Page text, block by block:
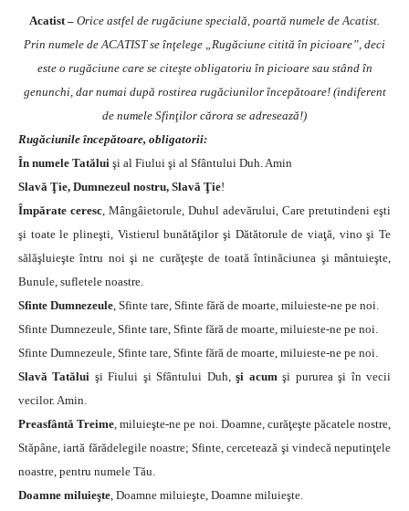
Acatist – Orice astfel de rugăciune specială, poartă numele de Acatist.
Prin numele de ACATIST se înţelege „Rugăciune citită în picioare”, deci
este o rugăciune care se citeşte obligatoriu în picioare sau stând în
genunchi, dar numai după rostirea rugăciunilor începătoare! (indiferent
de numele Sfinţilor cărora se adresează!)
Rugăciunile începătoare, obligatorii:
În numele Tatălui şi al Fiului şi al Sfântului Duh. Amin
Slavă Ţie, Dumnezeul nostru, Slavă Ţie!
Împărate ceresc, Mângâietorule, Duhul adevărului, Care pretutindeni eşti
şi toate le plineşti, Vistierul bunătăţilor şi Dătătorule de viaţă, vino şi Te
sălăşluieşte întru noi şi ne curăţeşte de toată întinăciunea şi mântuieşte,
Bunule, sufletele noastre.
Sfinte Dumnezeule, Sfinte tare, Sfinte fără de moarte, miluieste-ne pe noi.
Sfinte Dumnezeule, Sfinte tare, Sfinte fără de moarte, miluieste-ne pe noi.
Sfinte Dumnezeule, Sfinte tare, Sfinte fără de moarte, miluieste-ne pe noi.
Slavă Tatălui şi Fiului şi Sfântului Duh,şi acumşi pururea şi în vecii
vecilor. Amin.
Preasfântă Treime, miluieşte-ne pe noi. Doamne, curăţeşte păcatele nostre,
Stăpâne, iartă fărădelegile noastre; Sfinte, cercetează şi vindecă neputinţele
noastre, pentru numele Tău.
Doamne miluieşte, Doamne miluieşte, Doamne miluieşte.